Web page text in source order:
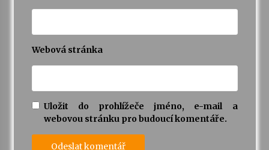
Webová stránka
Uložit do prohlížeče jméno, e-mail a
webovou stránku pro budoucí komentáře.